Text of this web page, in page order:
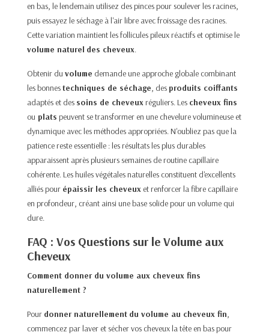
en bas, le lendemain utilisez des pinces pour soulever les racines,
puis essayez le séchage à l'air libre avec froissage des racines.
Cette variation maintient les follicules pileux réactifs et optimise le
volume naturel des cheveux.
Obtenir du volume demande une approche globale combinant
les bonnestechniques de séchage, des produits coiffants
adaptés et des soins de cheveuxréguliers. Les cheveux fins
ou plats peuvent se transformer en une chevelure volumineuse et
dynamique avec les méthodes appropriées. N'oubliez pas que la
patience reste essentielle : les résultats les plus durables
apparaissent après plusieurs semaines de routine capillaire
cohérente. Les huiles végétales naturelles constituent d'excellents
alliés pour épaissir les cheveux et renforcer la fibre capillaire
en profondeur, créant ainsi une base solide pour un volume qui
dure.
FAQ : Vos Questions sur le Volume aux
Cheveux
Comment donner du volume aux cheveux fins
naturellement ?
Pour donner naturellement du volume au cheveux fin,
commencez par laver et sécher vos cheveux la tête en bas pour